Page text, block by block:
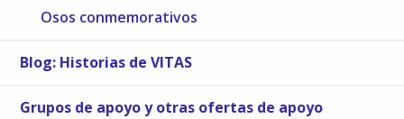
Osos conmemorativos
Blog: Historias de VITAS
Grupos de apoyo y otras ofertas de apoyo